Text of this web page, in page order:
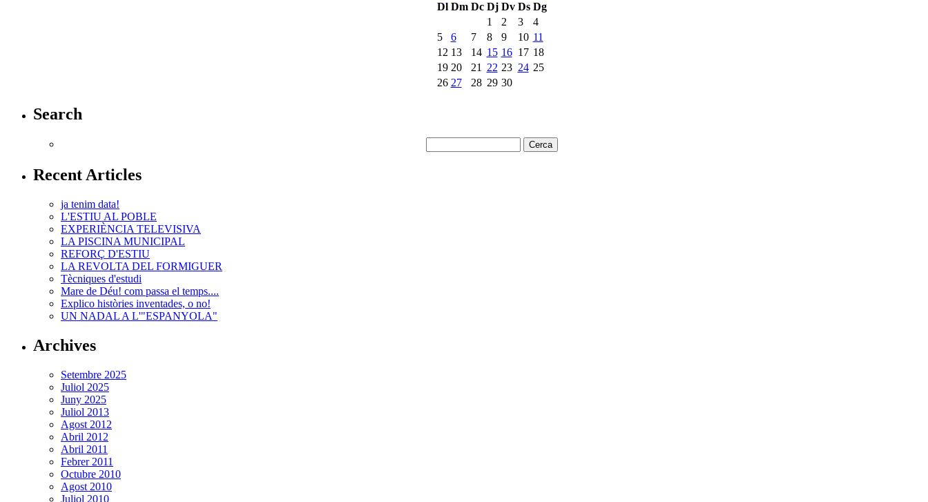
Dl Dm Dc Dj Dv Ds Dg
1
2 3
4
5
6 7 8 9 10 11
12 13 14 15 16 17 18
19 20 21 22 23 24 25
26 27 28 29 30
Search
Recent Articles
ja tenim data!
L'ESTIU AL POBLE
EXPERIÈNCIA TELEVISIVA
LA PISCINA MUNICIPAL
REFORÇ D'ESTIU
LA REVOLTA DEL FORMIGUER
Tècniques d'estudi
Mare de Déu! com passa el temps....
Explico històries inventades, o no!
UN NADAL A L'"ESPANYOLA"
Archives
Setembre 2025
Juliol 2025
Juny 2025
Juliol 2013
Agost 2012
Abril 2012
Abril 2011
Febrer 2011
Octubre 2010
Agost 2010
Juliol 2010